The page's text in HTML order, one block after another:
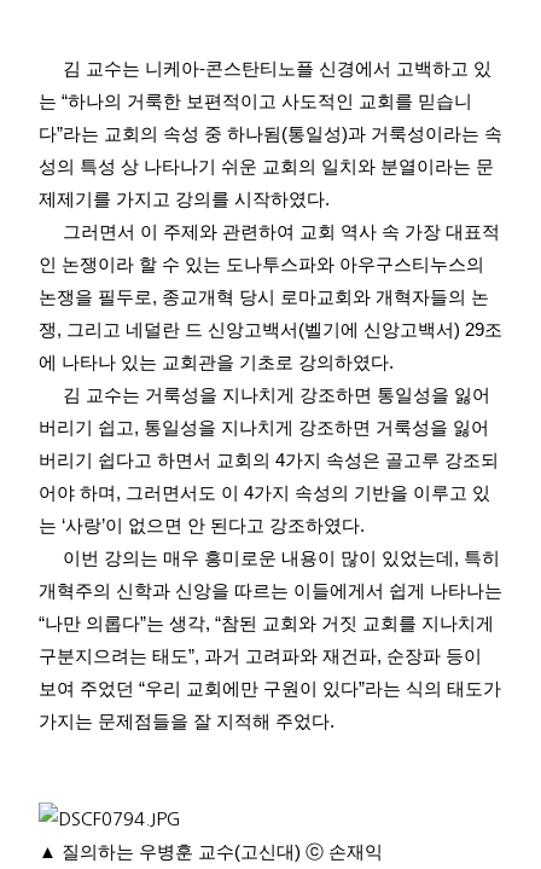
김 교수는 니케아-콘스탄티노플 신경에서 고백하고 있
는 “하나의 거룩한 보편적이고 사도적인 교회를 믿습니
다”라는 교회의 속성 중 하나됨(통일성)과 거룩성이라는 속
성의 특성 상 나타나기 쉬운 교회의 일치와 분열이라는 문
제제기를 가지고 강의를 시작하였다.
그러면서 이 주제와 관련하여 교회 역사 속 가장 대표적
인 논쟁이라 할 수 있는 도나투스파와 아우구스티누스의
논쟁을 필두로, 종교개혁 당시 로마교회와 개혁자들의 논
쟁, 그리고 네덜란 드 신앙고백서 (벨기에 신앙고백서) 29조
에 나타나 있는 교회관을 기초로 강의하였다.
김 교수는 거룩성을 지나치게 강조하면 통일성을 잃어
버리기 쉽고, 통일성을 지나치게 강조하면 거룩성을 잃어
버리기 쉽다고 하면서 교회의 4가지 속성은 골고루 강조되
어야 하며 , 그러면서도 이 4가지 속성의 기반을 이루고 있
는 ‘사랑’이 없으면 안 된다고 강조하였다.
이번 강의는 매우 흥미로운 내용이 많이 있었는데 , 특히
개혁주의 신학과 신앙을 따르는 이들에게서 쉽게 나타나는
“나만 의롭다”는 생각, “참된 교회와 거짓 교회를 지나치게
구분지으려는 태도”, 과거 고려파와 재건파, 순장파 등이
보여 주었던 “우리 교회에만 구원이 있다”라는 식의 태도가
가지는 문제점들을 잘 지적해 주었다.
▲ 질의하는 우병훈 교수(고신대) ⓒ 손재익